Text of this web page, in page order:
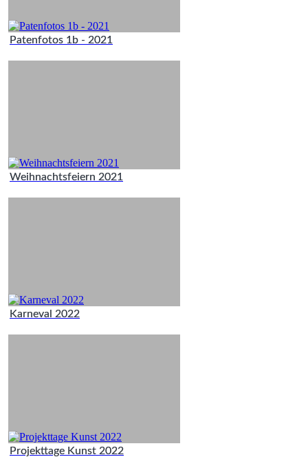
Patenfotos 1b - 2021
Weihnachtsfeiern 2021
Karneval 2022
Projekttage Kunst 2022